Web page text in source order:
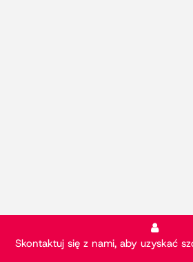
Skontaktuj się z nami, aby uzyskać